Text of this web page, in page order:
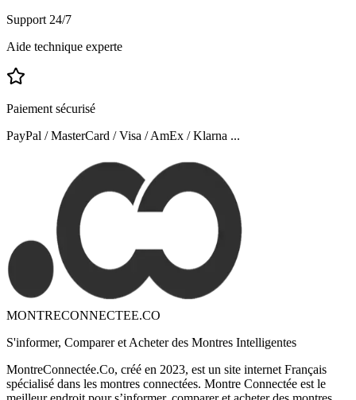
Support 24/7
Aide technique experte
Paiement sécurisé
PayPal / MasterCard / Visa / AmEx / Klarna ...
MONTRECONNECTEE.CO
S'informer, Comparer et Acheter des Montres Intelligentes
MontreConnectée.Co, créé en 2023, est un site internet Français
spécialisé dans les montres connectées. Montre Connectée est le